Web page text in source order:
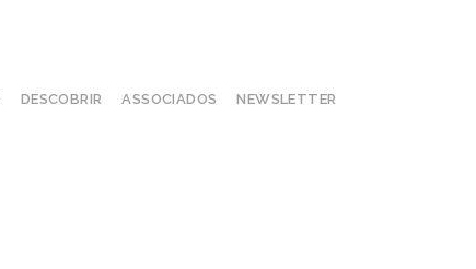
DESCOBRIR ASSOCIADOS NEWSLETTER